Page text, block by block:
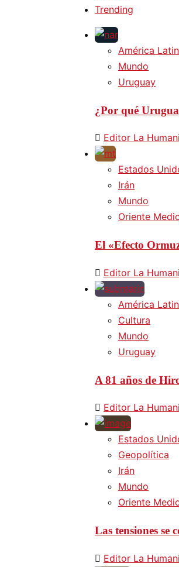
Trending
América
Mundo
Uruguay
¿Por qué
Editor La
Estados
Irán
Mundo
Oriente
El «Efecto
Editor La
América
Cultura
Mundo
Uruguay
A 81 años de
Editor La
Estados
Geopolítica
Irán
Mundo
Oriente
Las tensiones se
Editor La